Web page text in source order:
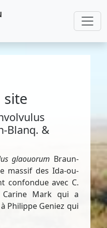
site
Blanq. &
glaouorum Braun-
massif des Ida-ou-
confondue avec C.
Carine Mark qui a
Philippe Geniez qui